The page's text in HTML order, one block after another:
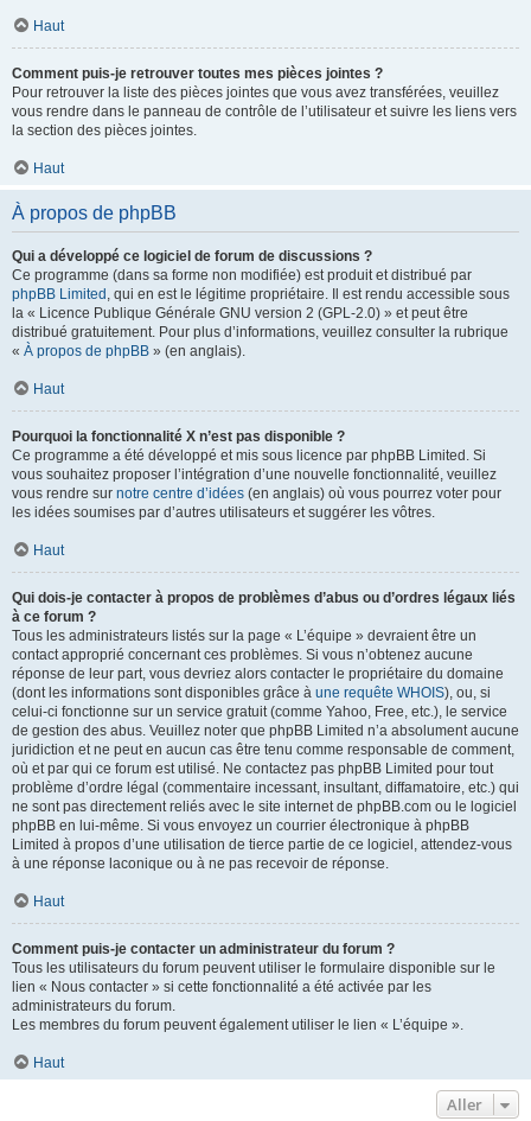
Haut
Comment puis-je retrouver toutes mes pièces jointes ?
Pour retrouver la liste des pièces jointes que vous avez transférées, veuillez
vous rendre dans le panneau de contrôle de l’utilisateur et suivre les liens vers
la section des pièces jointes.
Haut
À propos de phpBB
Qui a développé ce logiciel de forum de discussions ?
Ce programme (dans sa forme non modifiée) est produit et distribué par
phpBB Limited , qui en est le légitime propriétaire. Il est rendu accessible sous
la « Licence Publique Générale GNU version 2 (GPL-2.0) » et peut être
distribué gratuitement. Pour plus d’informations, veuillez consulter la rubrique
« À propos de phpBB » (en anglais).
Haut
Pourquoi la fonctionnalité X n’est pas disponible ?
Ce programme a été développé et mis sous licence par phpBB Limited. Si
vous souhaitez proposer l’intégration d’une nouvelle fonctionnalité, veuillez
vous rendre sur notre centre d’idées (en anglais) où vous pourrez voter pour
les idées soumises par d’autres utilisateurs et suggérer les vôtres.
Haut
Qui dois-je contacter à propos de problèmes d’abus ou d’ordres légaux liés
à ce forum ?
Tous les administrateurs listés sur la page « L’équipe » devraient être un
contact approprié concernant ces problèmes. Si vous n’obtenez aucune
réponse de leur part, vous devriez alors contacter le propriétaire du domaine
(dont les informations sont disponibles grâce à une requête WHOIS), ou, si
celui-ci fonctionne sur un service gratuit (comme Yahoo, Free, etc.), le service
de gestion des abus. Veuillez noter que phpBB Limited n’a absolument aucune
juridiction et ne peut en aucun cas être tenu comme responsable de comment,
où et par qui ce forum est utilisé. Ne contactez pas phpBB Limited pour tout
problème d’ordre légal (commentaire incessant, insultant, diffamatoire, etc.) qui
ne sont pas directement reliés avec le site internet de phpBB.com ou le logiciel
phpBB en lui-même. Si vous envoyez un courrier électronique à phpBB
Limited à propos d’une utilisation de tierce partie de ce logiciel, attendez-vous
à une réponse laconique ou à ne pas recevoir de réponse.
Haut
Comment puis-je contacter un administrateur du forum ?
Tous les utilisateurs du forum peuvent utiliser le formulaire disponible sur le
lien « Nous contacter » si cette fonctionnalité a été activée par les
administrateurs du forum.
Les membres du forum peuvent également utiliser le lien « L’équipe ».
Haut
Aller